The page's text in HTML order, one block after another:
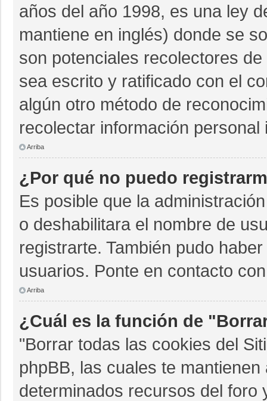
años del año 1998, es una ley
mantiene en inglés) donde se
son potenciales recolectores
sea escrito y ratificado con el
algún otro método de
recolectar información
Arriba
¿Por qué no puedo
Es posible que la
o deshabilitara el nombre de
registrarte. También pudo
usuarios. Ponte en contacto
Arriba
¿Cuál es la función de
"Borrar todas las cookies del
phpBB, las cuales te
determinados recursos del foro